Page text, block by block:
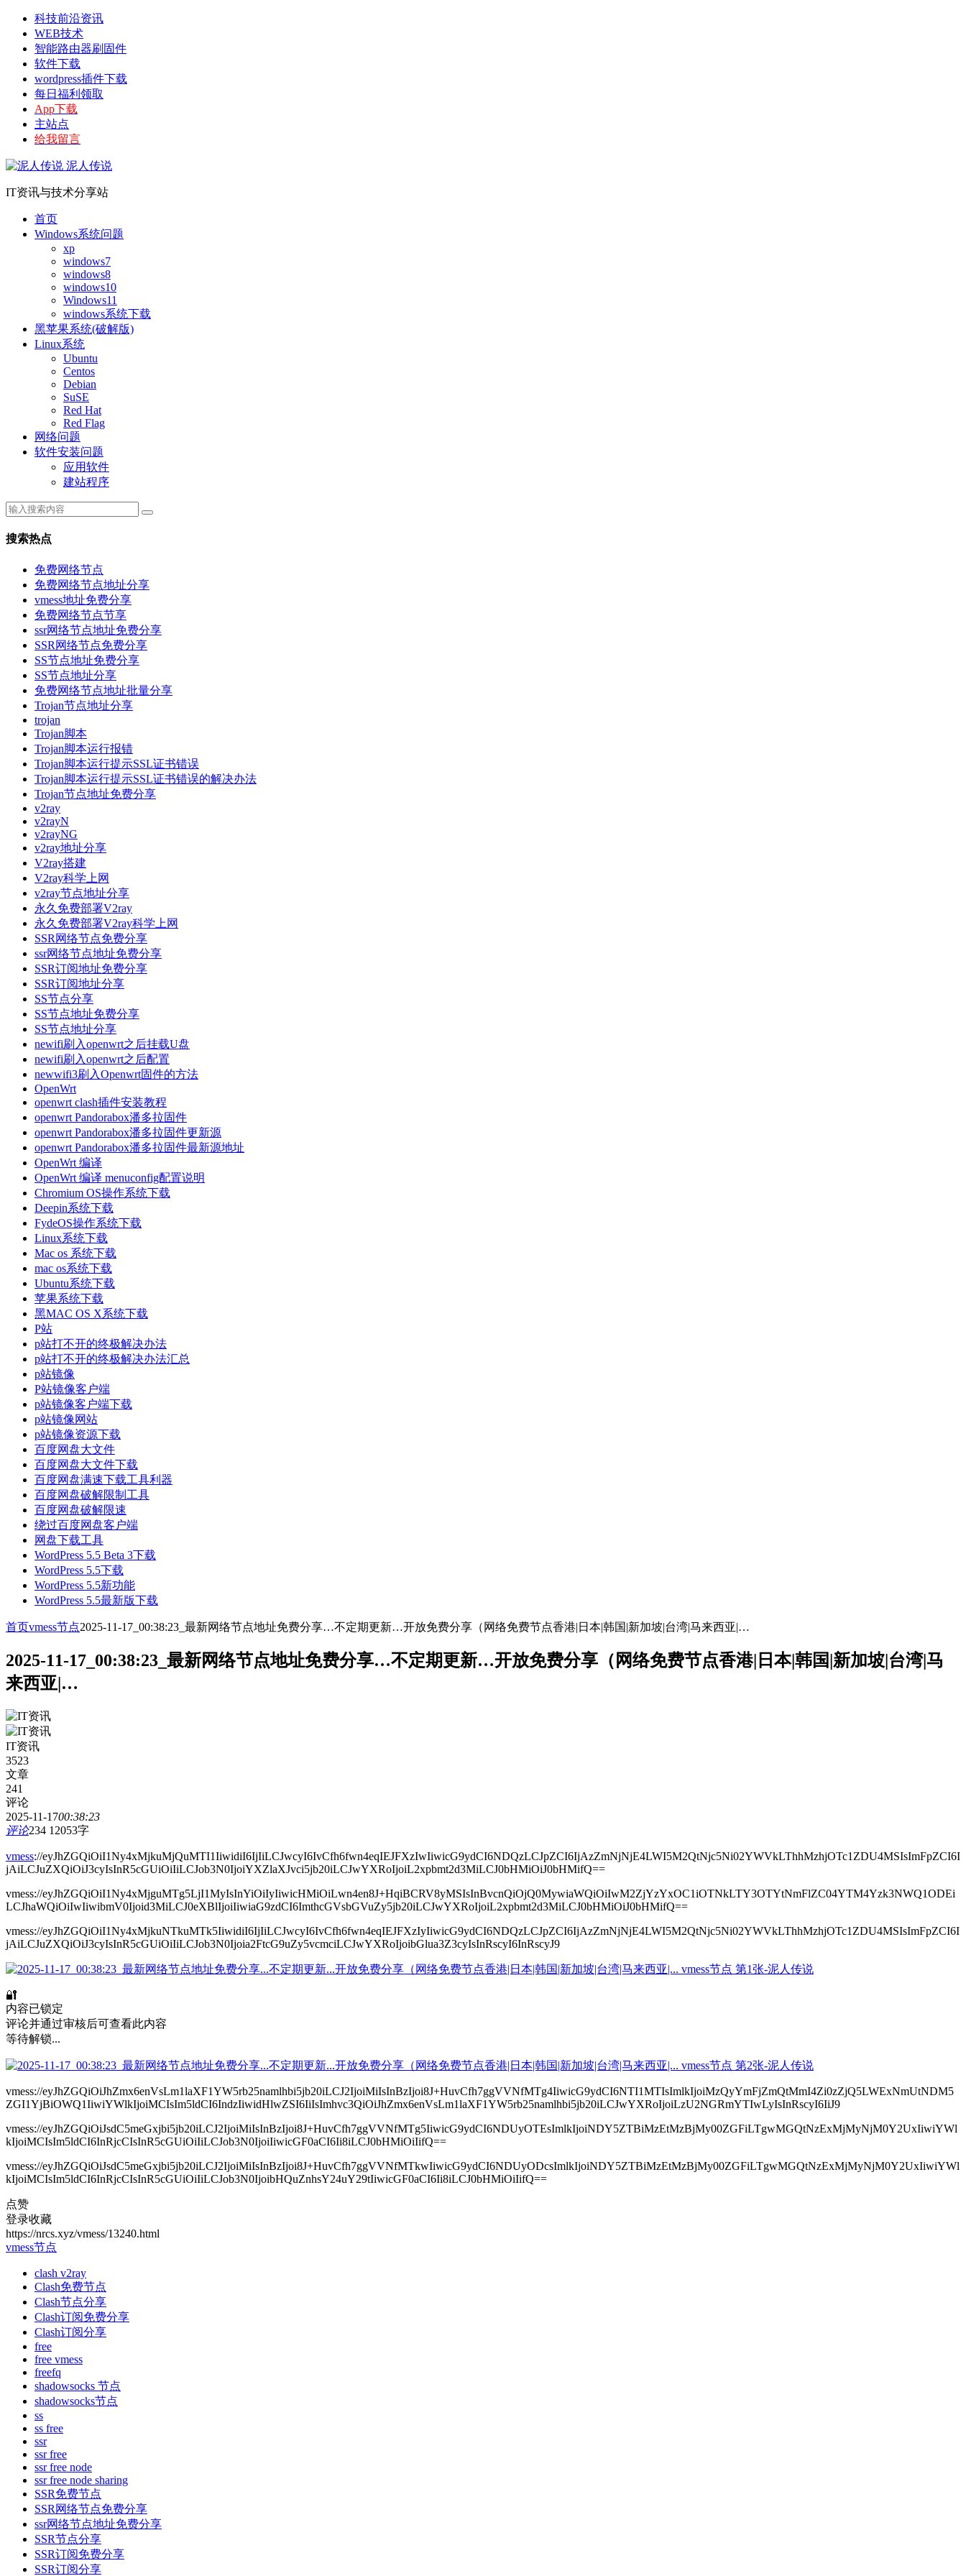
科技前沿资讯
WEB技术
智能路由器刷固件
软件下载
wordpress插件下载
每日福利领取
App下载
主站点
给我留言
泥人传说
IT资讯与技术分享站
首页
Windows系统问题
xp
windows7
windows8
windows10
Windows11
windows系统下载
黑苹果系统(破解版)
Linux系统
Ubuntu
Centos
Debian
SuSE
Red Hat
Red Flag
网络问题
软件安装问题
应用软件
建站程序
搜索热点
免费网络节点
免费网络节点地址分享
vmess地址免费分享
免费网络节点节享
ssr网络节点地址免费分享
SSR网络节点免费分享
SS节点地址免费分享
SS节点地址分享
免费网络节点地址批量分享
Trojan节点地址分享
trojan
Trojan脚本
Trojan脚本运行报错
Trojan脚本运行提示SSL证书错误
Trojan脚本运行提示SSL证书错误的解决办法
Trojan节点地址免费分享
v2ray
v2rayN
v2rayNG
v2ray地址分享
V2ray搭建
V2ray科学上网
v2ray节点地址分享
永久免费部署V2ray
永久免费部署V2ray科学上网
SSR网络节点免费分享
ssr网络节点地址免费分享
SSR订阅地址免费分享
SSR订阅地址分享
SS节点分享
SS节点地址免费分享
SS节点地址分享
newifi刷入openwrt之后挂载U盘
newifi刷入openwrt之后配置
newwifi3刷入Openwrt固件的方法
OpenWrt
openwrt clash插件安装教程
openwrt Pandorabox潘多拉固件
openwrt Pandorabox潘多拉固件更新源
openwrt Pandorabox潘多拉固件最新源地址
OpenWrt 编译
OpenWrt 编译 menuconfig配置说明
Chromium OS操作系统下载
Deepin系统下载
FydeOS操作系统下载
Linux系统下载
Mac os 系统下载
mac os系统下载
Ubuntu系统下载
苹果系统下载
黑MAC OS X系统下载
P站
p站打不开的终极解决办法
p站打不开的终极解决办法汇总
p站镜像
P站镜像客户端
p站镜像客户端下载
p站镜像网站
p站镜像资源下载
百度网盘大文件
百度网盘大文件下载
百度网盘满速下载工具利器
百度网盘破解限制工具
百度网盘破解限速
绕过百度网盘客户端
网盘下载工具
WordPress 5.5 Beta 3下载
WordPress 5.5下载
WordPress 5.5新功能
WordPress 5.5最新版下载
首页vmess节点2025-11-17_00:38:23_最新网络节点地址免费分享…不定期更新…开放免费分享（网络免费节点香港|日本|韩国|新加坡|台湾|马来西亚|…
2025-11-17_00:38:23_最新网络节点地址免费分享…不定期更新…开放免费分享（网络免费节点香港|日本|韩国|新加坡|台湾|马
来西亚|…
IT资讯
3523
文章
241
评论
2025-11-1700:38:23
评论234 12053字
vmess://eyJhZGQiOiI1Ny4xMjkuMjQuMTI1IiwidiI6IjIiLCJwcyI6IvCfh6fwn4eqIEJFXzIwIiwicG9ydCI6NDQzLCJpZCI6IjAzZmNjNjE4LWI5M2QtNjc5Ni02YWVkLThhMzhjOTc1ZDU4MSIsImFpZCI6I
jAiLCJuZXQiOiJ3cyIsInR5cGUiOiIiLCJob3N0IjoiYXZlaXJvci5jb20iLCJwYXRoIjoiL2xpbmt2d3MiLCJ0bHMiOiJ0bHMifQ==
vmess://eyJhZGQiOiI1Ny4xMjguMTg5LjI1MyIsInYiOiIyIiwicHMiOiLwn4en8J+HqiBCRV8yMSIsInBvcnQiOjQ0MywiaWQiOiIwM2ZjYzYxOC1iOTNkLTY3OTYtNmFlZC04YTM4Yzk3NWQ1ODEi
LCJhaWQiOiIwIiwibmV0Ijoid3MiLCJ0eXBlIjoiIiwiaG9zdCI6ImthcGVsbGVuZy5jb20iLCJwYXRoIjoiL2xpbmt2d3MiLCJ0bHMiOiJ0bHMifQ==
vmess://eyJhZGQiOiI1Ny4xMjkuNTkuMTk5IiwidiI6IjIiLCJwcyI6IvCfh6fwn4eqIEJFXzIyIiwicG9ydCI6NDQzLCJpZCI6IjAzZmNjNjE4LWI5M2QtNjc5Ni02YWVkLThhMzhjOTc1ZDU4MSIsImFpZCI6I
jAiLCJuZXQiOiJ3cyIsInR5cGUiOiIiLCJob3N0Ijoia2FtcG9uZy5vcmciLCJwYXRoIjoibGlua3Z3cyIsInRscyI6InRscyJ9
🔐
内容已锁定
评论并通过审核后可查看此内容
等待解锁...
vmess://eyJhZGQiOiJhZmx6enVsLm1laXF1YW5rb25namlhbi5jb20iLCJ2IjoiMiIsInBzIjoi8J+HuvCfh7ggVVNfMTg4IiwicG9ydCI6NTI1MTIsImlkIjoiMzQyYmFjZmQtMmI4Zi0zZjQ5LWExNmUtNDM5
ZGI1YjBiOWQ1IiwiYWlkIjoiMCIsIm5ldCI6IndzIiwidHlwZSI6IiIsImhvc3QiOiJhZmx6enVsLm1laXF1YW5rb25namlhbi5jb20iLCJwYXRoIjoiLzU2NGRmYTIwLyIsInRscyI6IiJ9
vmess://eyJhZGQiOiJsdC5meGxjbi5jb20iLCJ2IjoiMiIsInBzIjoi8J+HuvCfh7ggVVNfMTg5IiwicG9ydCI6NDUyOTEsImlkIjoiNDY5ZTBiMzEtMzBjMy00ZGFiLTgwMGQtNzExMjMyNjM0Y2UxIiwiYWl
kIjoiMCIsIm5ldCI6InRjcCIsInR5cGUiOiIiLCJob3N0IjoiIiwicGF0aCI6Ii8iLCJ0bHMiOiIifQ==
vmess://eyJhZGQiOiJsdC5meGxjbi5jb20iLCJ2IjoiMiIsInBzIjoi8J+HuvCfh7ggVVNfMTkwIiwicG9ydCI6NDUyODcsImlkIjoiNDY5ZTBiMzEtMzBjMy00ZGFiLTgwMGQtNzExMjMyNjM0Y2UxIiwiYWl
kIjoiMCIsIm5ldCI6InRjcCIsInR5cGUiOiIiLCJob3N0IjoibHQuZnhsY24uY29tIiwicGF0aCI6Ii8iLCJ0bHMiOiIifQ==
点赞
登录收藏
https://nrcs.xyz/vmess/13240.html
vmess节点
clash v2ray
Clash免费节点
Clash节点分享
Clash订阅免费分享
Clash订阅分享
free
free vmess
freefq
shadowsocks 节点
shadowsocks节点
ss
ss free
ssr
ssr free
ssr free node
ssr free node sharing
SSR免费节点
SSR网络节点免费分享
ssr网络节点地址免费分享
SSR节点分享
SSR订阅免费分享
SSR订阅分享